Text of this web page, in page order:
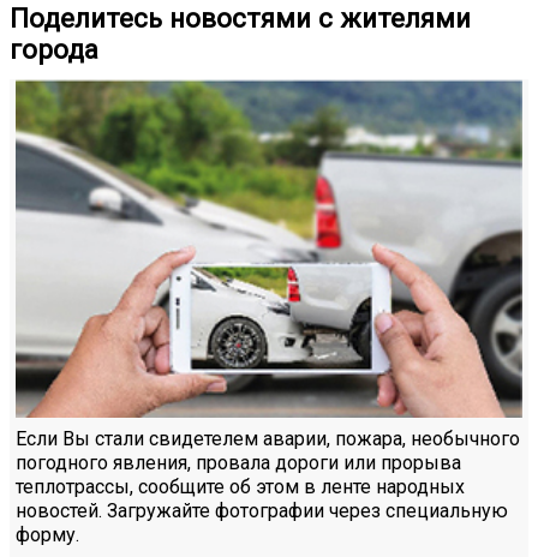
Поделитесь новостями с жителями
города
Если Вы стали свидетелем аварии, пожара, необычного
погодного явления, провала дороги или прорыва
теплотрассы, сообщите об этом в ленте народных
новостей. Загружайте фотографии через специальную
форму.